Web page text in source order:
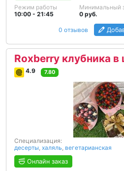
Режим работы
10:00 - 21:45
Минимальный
0 руб.
0 отзывов
Roxberry клубника
4.9 7.80
Специализация:
десерты, халяль, вегетарианская
Онлайн заказ